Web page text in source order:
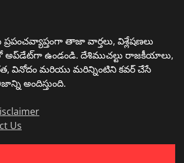
తాజా వార్తలు, విశ్లేషణలు
ఉండండి. దేశిముచల్టు రాజకీయాలు,
వినోదం మరియు మరిన్నింటిని కవర్ చేసే
అందిస్తుంది.
Us